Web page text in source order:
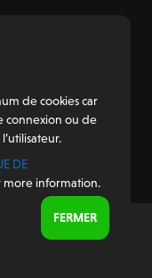
Uni
de cookies car
connexion ou de
DE
more information.
FERMER